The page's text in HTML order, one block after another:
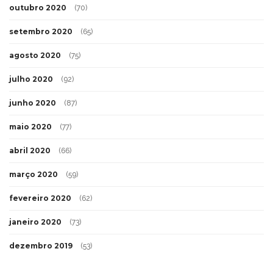
outubro 2020 (70)
setembro 2020 (65)
agosto 2020 (75)
julho 2020 (92)
junho 2020 (87)
maio 2020 (77)
abril 2020 (66)
março 2020 (59)
fevereiro 2020 (62)
janeiro 2020 (73)
dezembro 2019 (53)